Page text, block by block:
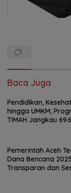
Baca Juga
Pendidikan,
hingga UMKM,
TIMAH Jangkau
Pemerintah Aceh
Dana Bencana 2025
Transparan dan